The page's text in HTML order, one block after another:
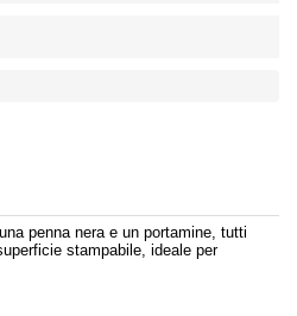
penna nera e un portamine, tutti
stampabile, ideale per